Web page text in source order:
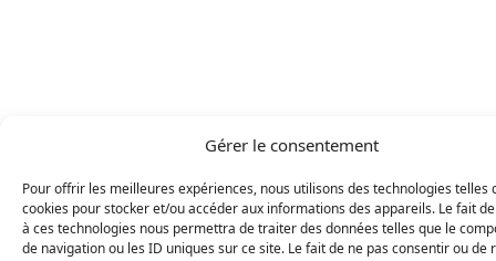
Gérer le consentement
Pour offrir les meilleures expériences, nous utilisons des technologies telles
cookies pour stocker et/ou accéder aux informations des appareils. Le fait
à ces technologies nous permettra de traiter des données telles que le
de navigation ou les ID uniques sur ce site. Le fait de ne pas consentir ou de